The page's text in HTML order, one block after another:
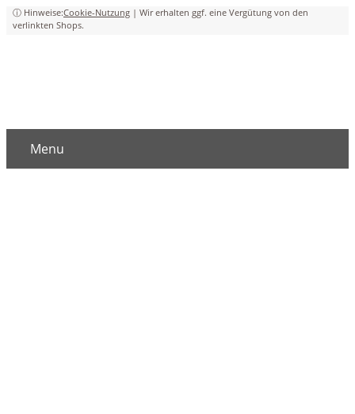
Cookie-Nutzung
Menu